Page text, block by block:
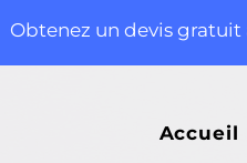
Obtenez un devis gratuit
Accueil